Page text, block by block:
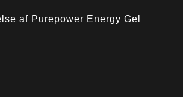
af Purepower Energy Gel